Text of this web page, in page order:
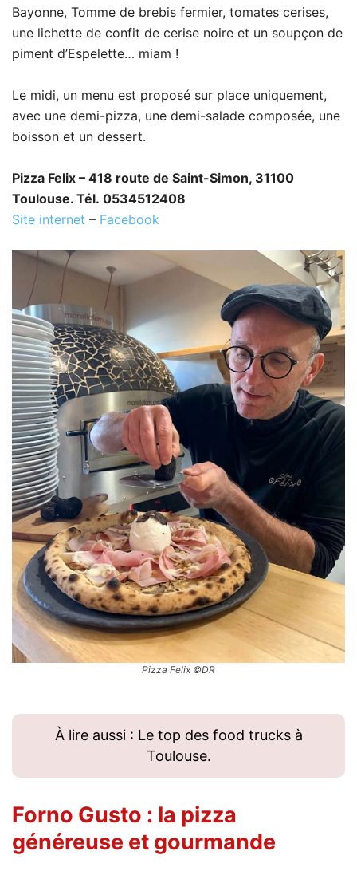
Bayonne, Tomme de brebis fermier, tomates cerises,
une lichette de confit de cerise noire et un soupçon de
piment d’Espelette… miam !
Le midi, un menu est proposé sur place uniquement,
avec une demi-pizza, une demi-salade composée, une
boisson et un dessert.
Pizza Felix – 418 route de Saint-Simon, 31100
Toulouse. Tél. 0534512408
Site internet – Facebook
Pizza Felix ©DR
À lire aussi : Le top des food trucks à
Toulouse.
Forno Gusto : la pizza
généreuse et gourmande